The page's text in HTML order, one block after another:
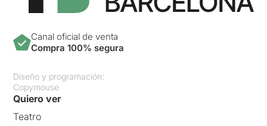
Canal oficial de venta
Compra 100% segura
Diseño y programación:
Copymouse
Quiero ver
Teatro